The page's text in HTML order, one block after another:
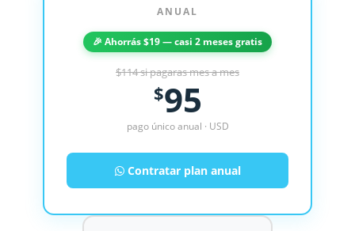
ANUAL
🎉 Ahorrás $19 — casi 2 meses gratis
$114 si pagaras mes a mes
$95
pago único anual · USD
Contratar plan anual